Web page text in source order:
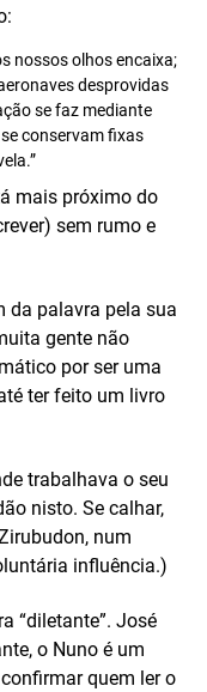
nossos olhos encaixa;
desprovidas
se faz mediante
conservam fixas
mais próximo do
sem rumo e
da palavra pela sua
gente não
por ser uma
ter feito um livro
trabalhava o seu
nisto. Se calhar,
num
influência.)
“diletante”. José
o Nuno é um
quem ler o